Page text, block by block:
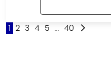
1 2 3 4 5 ... 40